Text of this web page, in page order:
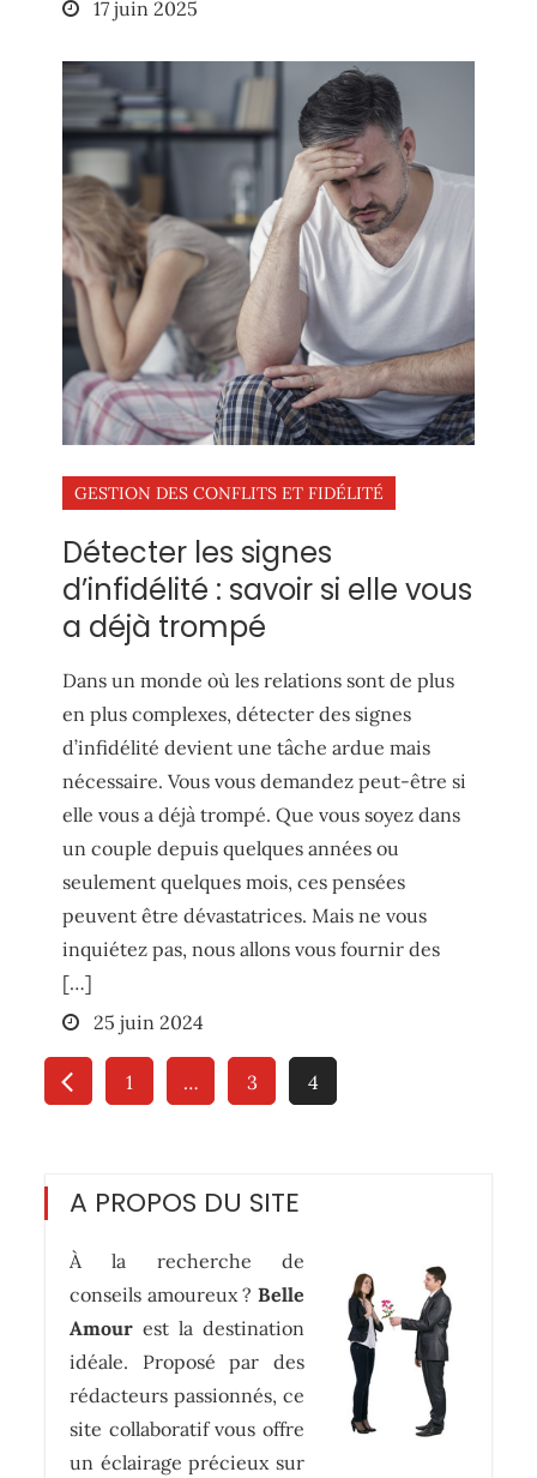
Posted
17 juin 2025
GESTION DES CONFLITS ET FIDÉLITÉ
Détecter les signes
d’infidélité : savoir si elle vous
a déjà trompé
Dans un monde où les relations sont de plus
en plus complexes, détecter des signes
d’infidélité devient une tâche ardue mais
nécessaire. Vous vous demandez peut-être si
elle vous a déjà trompé. Que vous soyez dans
un couple depuis quelques années ou
seulement quelques mois, ces pensées
peuvent être dévastatrices. Mais ne vous
inquiétez pas, nous allons vous fournir des
[…]
Posted
on
25 juin 2024
Pagination
publications
1 … 3 4
A PROPOS DU SITE
À la recherche de
conseils amoureux ? Belle
Amour est la destination
idéale. Proposé par des
rédacteurs passionnés, ce
site collaboratif vous offre
un éclairage précieux sur